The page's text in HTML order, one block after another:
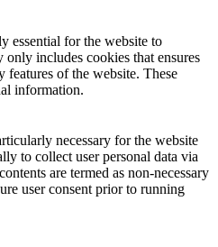
essential for the website to
includes cookies that ensures
features of the website. These
information.
necessary for the website
to collect user personal data via
are termed as non-necessary
user consent prior to running